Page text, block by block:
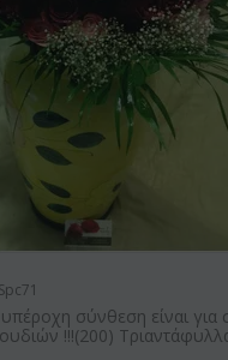
Spc71
σύνθεση είναι για
!!!(200)